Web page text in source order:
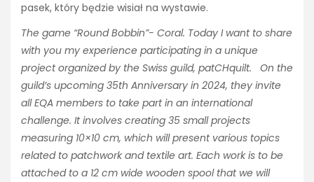
pasek, który będzie wisiał na wystawie.
The game “Round Bobbin”- Coral. Today I want to share
with you my experience participating in a unique
project organized by the Swiss guild, patCHquilt. On the
guild’s upcoming 35th Anniversary in 2024, they invite
all EQA members to take part in an international
challenge. It involves creating 35 small projects
measuring 10×10 cm, which will present various topics
related to patchwork and textile art. Each work is to be
attached to a 12 cm wide wooden spool that we will